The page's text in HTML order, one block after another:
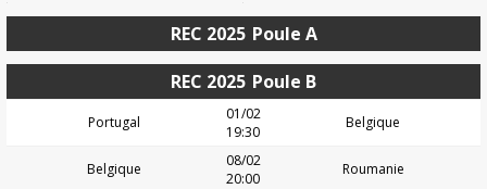
REC 2025 Poule A
REC 2025 Poule B
Portugal
01/02
19:30
Belgique
Belgique
08/02
20:00
Roumanie